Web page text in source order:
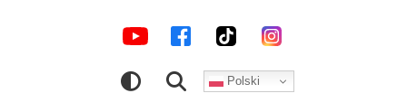
Wernisaż
wystawy
wyszukiwarki
SPOŁECZNOŚCIOWEPolski